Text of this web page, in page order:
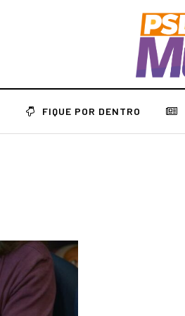
FIQUE POR DENTRO